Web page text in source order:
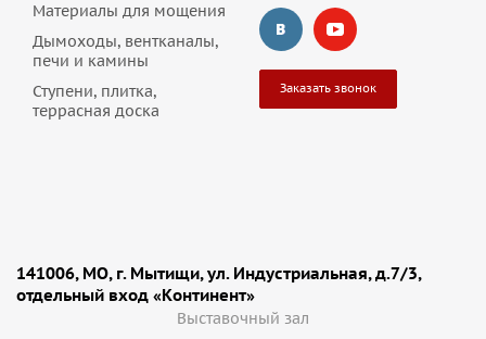
Материалы для мощения
Дымоходы, вентканалы,
печи и камины
Ступени, плитка,
террасная доска
Заказать звонок
141006, МО, г. Мытищи, ул. Индустриальная, д.7/3,
отдельный вход «Континент»
Выставочный зал